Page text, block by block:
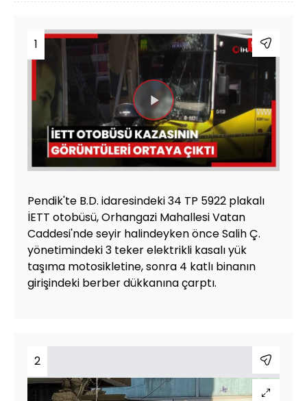
1
Videoyu
Oynat
Pendik'te B.D. idaresindeki 34 TP 5922 plakalı
İETT otobüsü, Orhangazi Mahallesi Vatan
Caddesi'nde seyir halindeyken önce Salih Ç.
yönetimindeki 3 teker elektrikli kasalı yük
taşıma motosikletine, sonra 4 katlı binanın
girişindeki berber dükkanına çarptı.
2